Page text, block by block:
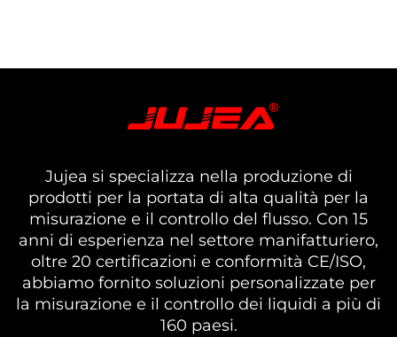
Jujea si specializza nella produzione di
prodotti per la portata di alta qualità per la
misurazione e il controllo del flusso. Con 15
anni di esperienza nel settore manifatturiero,
oltre 20 certificazioni e conformità CE/ISO,
abbiamo fornito soluzioni personalizzate per
la misurazione e il controllo dei liquidi a più di
160 paesi.